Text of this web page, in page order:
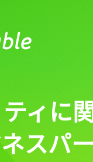
ィに
スパ